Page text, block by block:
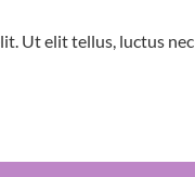
Ut elit tellus, luctus nec